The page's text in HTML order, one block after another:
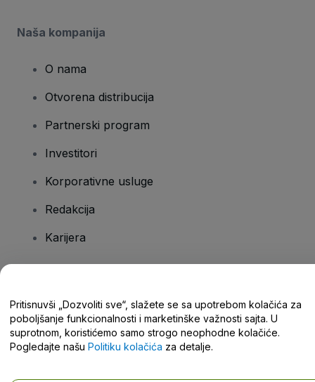
Naša kompanija
O nama
Otvorena distribucija
Partnerski program
Investitori
Korporativne usluge
Redakcija
Karijera
Centar za pomoć / Kontaktirajte nas
Pritisnuvši „Dozvoliti sve“, slažete se sa upotrebom kolačića za
poboljšanje funkcionalnosti i marketinške važnosti sajta. U
suprotnom, koristićemo samo strogo neophodne kolačiće.
Pogledajte našu Politiku kolačića za detalje.